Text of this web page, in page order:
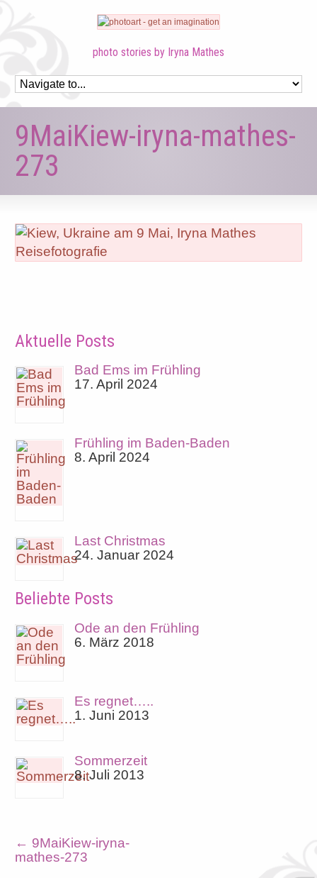
photo stories by Iryna Mathes
9MaiKiew-iryna-mathes-
273
Aktuelle Posts
Bad Ems im Frühling
17. April 2024
Frühling im Baden-Baden
8. April 2024
Last Christmas
24. Januar 2024
Beliebte Posts
Ode an den Frühling
6. März 2018
Es regnet…..
1. Juni 2013
Sommerzeit
8. Juli 2013
← 9MaiKiew-iryna-
mathes-273